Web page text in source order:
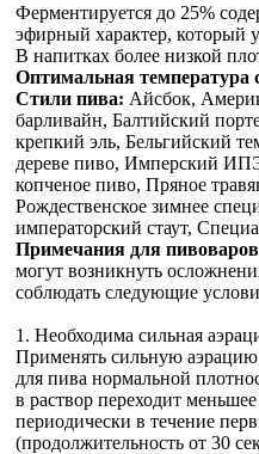
Ферментируется до 25%
эфирный характер, который
В напитках более низкой
Оптимальная температура
Стили пива: Айсбок,
барливайн, Балтийский
крепкий эль, Бельгийский
дереве пиво, Имперский
копченое пиво, Пряное
Рождественское зимнее
императорский стаут,
Примечания для
могут возникнуть
соблюдать следующие
1. Необходима сильная
Применять сильную
для пива нормальной
в раствор переходит
периодически в течение
(продолжительность от 30